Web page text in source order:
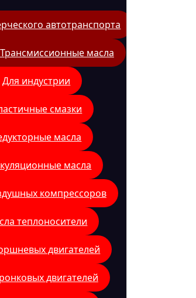
автотранспорта
масла
Для индустрии
смазки
масла
масла
компрессоров
теплоносители
двигателей
двигателей